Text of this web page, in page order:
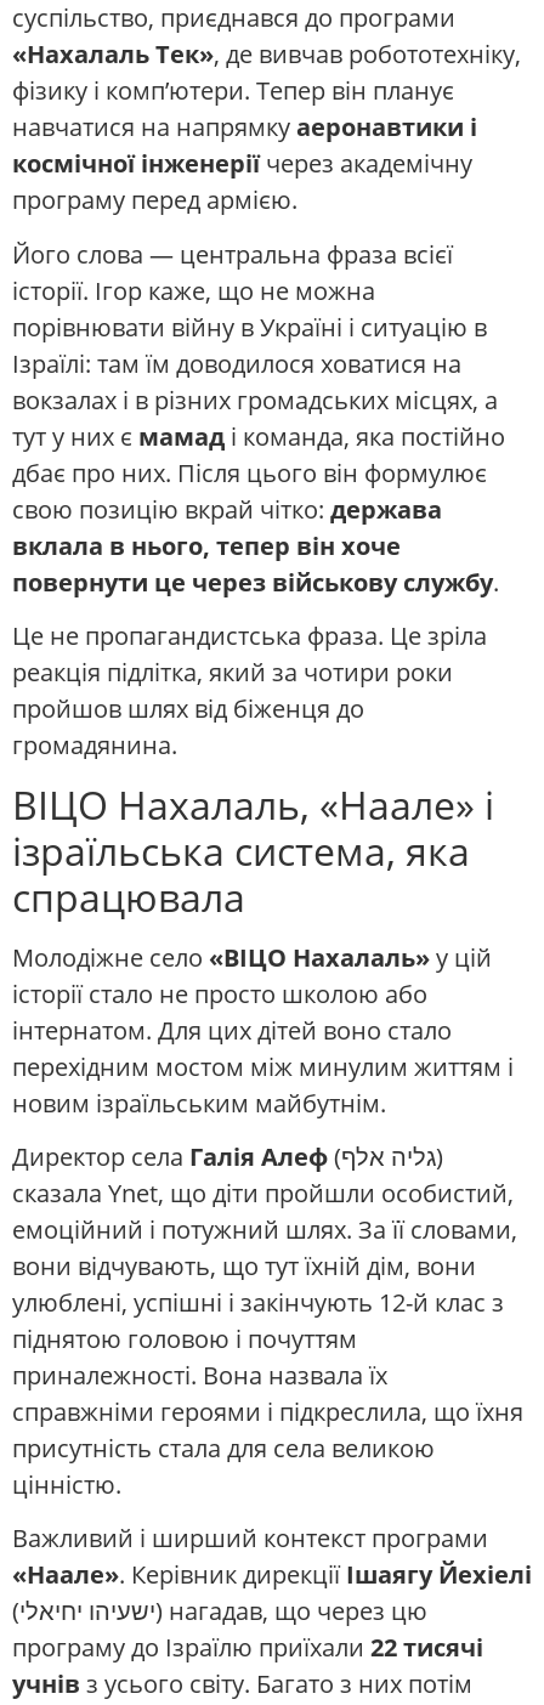
суспільство, приєднався до програми
«Нахалаль Тек», де вивчав робототехніку,
фізику і комп’ютери. Тепер він планує
навчатися на напрямкуаеронавтики і
космічної інженеріїчерез академічну
програму перед армією.
Його слова — центральна фраза всієї
історії. Ігор каже, що не можна
порівнювати війну в Україні і ситуацію в
Ізраїлі: там їм доводилося ховатися на
вокзалах і в різних громадських місцях, а
тут у них є мамад і команда, яка постійно
дбає про них. Після цього він формулює
свою позицію вкрай чітко: держава
вклала в нього, тепер він хоче
повернути це через військову службу.
Це не пропагандистська фраза. Це зріла
реакція підлітка, який за чотири роки
пройшов шлях від біженця до
громадянина.
ВІЦО Нахалаль, «Наале» і
ізраїльська система, яка
спрацювала
Молодіжне село «ВІЦО Нахалаль»у цій
історії стало не просто школою або
інтернатом. Для цих дітей воно стало
перехідним мостом між минулим життям і
новим ізраїльським майбутнім.
Директор села Галія Алеф(גליה אלף)
сказала Ynet, що діти пройшли особистий,
емоційний і потужний шлях. За її словами,
вони відчувають, що тут їхній дім, вони
улюблені, успішні і закінчують 12-й клас з
піднятою головою і почуттям
приналежності. Вона назвала їх
справжніми героями і підкреслила, що їхня
присутність стала для села великою
цінністю.
Важливий і ширший контекст програми
«Наале». Керівник дирекціїІшаягу Йехіелі
(ישעיהו יחיאלי) нагадав, що через цю
програму до Ізраїлю приїхали 22 тисячі
учнів з усього світу. Багато з них потім